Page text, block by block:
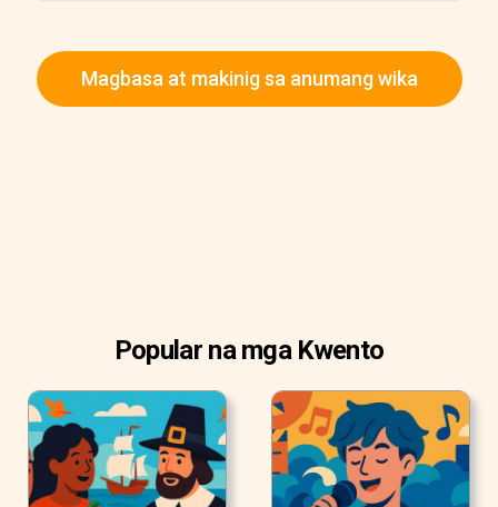
Magbasa at makinig sa anumang wika
Popular na mga Kwento